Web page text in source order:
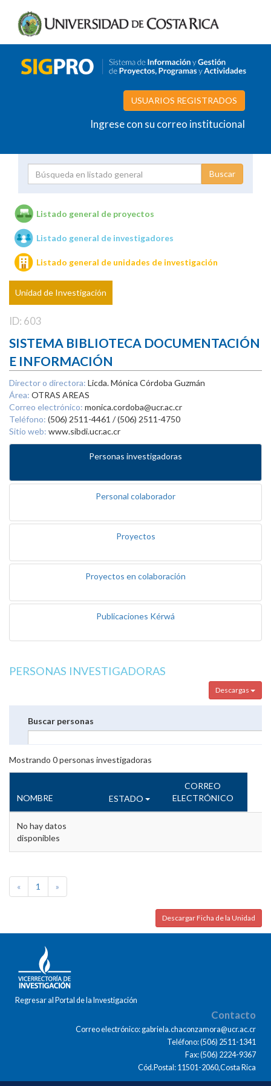
USUARIOS REGISTRADOS
Ingrese con su correo institucional
Unidades de investigación
Listado general de proyectos
Listado general de investigadores
Listado general de unidades de investigación
Unidad de Investigación
ID: 603
SISTEMA BIBLIOTECA DOCUMENTACIÓN
E INFORMACIÓN
Director o directora: Licda. Mónica Córdoba Guzmán
Área: OTRAS AREAS
Correo electrónico: monica.cordoba@ucr.ac.cr
Teléfono: (506) 2511-4461 / (506) 2511-4750
Sitio web: www.sibdi.ucr.ac.cr
Personas investigadoras
Personal colaborador
Proyectos
Proyectos en colaboración
Publicaciones Kérwá
PERSONAS INVESTIGADORAS
Descargas
Buscar personas
Mostrando 0personas investigadoras
NOMBRE ESTADO
CORREO
ELECTRÓNICO
No hay datos
disponibles
« 1 »
Descargar Ficha de la Unidad
Regresar al Portal de la Investigación
Contacto
Correo electrónico: gabriela.chaconzamora@ucr.ac.cr
Teléfono: (506) 2511-1341
Fax: (506) 2224-9367
Cód.Postal: 11501-2060,Costa Rica